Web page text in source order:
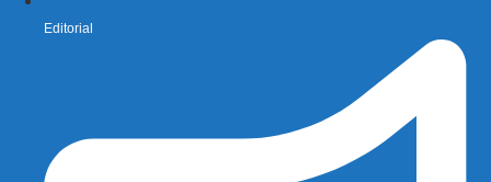
Editorial